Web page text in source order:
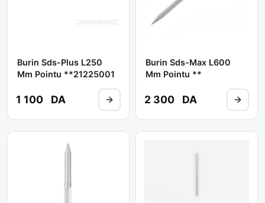
Burin Sds-Plus L250
Mm Pointu **21225001
1 100 DA
Burin Sds-Max L600
Mm Pointu **
2 300 DA